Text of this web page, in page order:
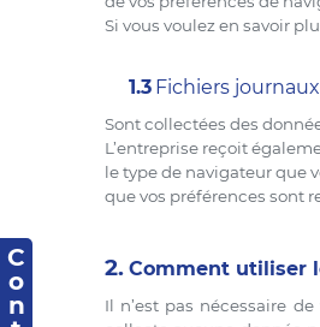
Si vous voulez en savoir
1.3 Fichiers
Sont collectées des
L’entreprise reçoit
le type de navigateur que
que vos préférences sont
2. Comment utiliser
Il n’est pas nécessaire
C
o
n